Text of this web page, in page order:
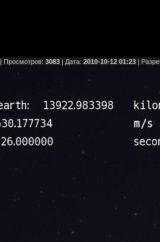
| Просмотров: 3083 | Дата: 2010-10-12 01:23 |